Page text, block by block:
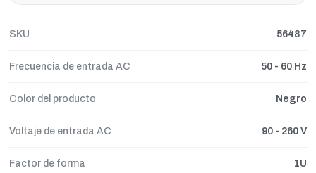
SKU 56487
Frecuencia de entrada AC 50 - 60 Hz
Color del producto Negro
Voltaje de entrada AC 90 - 260 V
Factor de forma 1U